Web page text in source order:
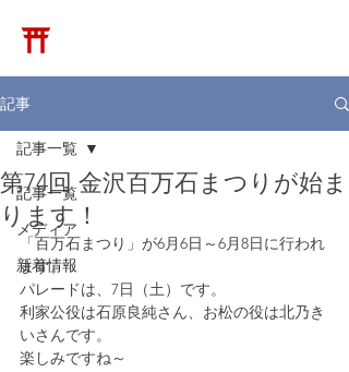
記事
記事一覧
メディア
新着情報
記事一覧
第74回 金沢百万石まつりが始ま
ります！
「百万石まつり」が6月6日～6月8日に行われ
ます。
パレードは、7日（土）です。
利家公役は石原良純さん、お松の役は北乃き
いさんです。
楽しみですね～